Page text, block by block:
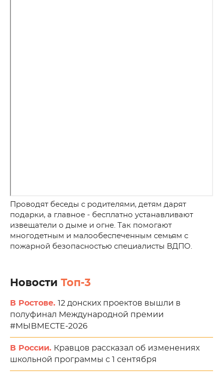
Проводят беседы с родителями, детям дарят
подарки, а главное - бесплатно устанавливают
извещатели о дыме и огне. Так помогают
многодетным и малообеспеченным семьям с
пожарной безопасностью специалисты ВДПО.
Новости Топ-3
В Ростове. 12 донских проектов вышли в
полуфинал Международной премии
#МЫВМЕСТЕ-2026
В России. Кравцов рассказал об изменениях
школьной программы с 1 сентября